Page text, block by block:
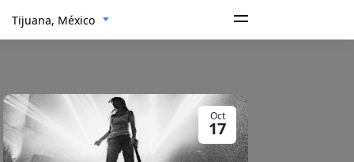
Tijuana, México
Oct
17